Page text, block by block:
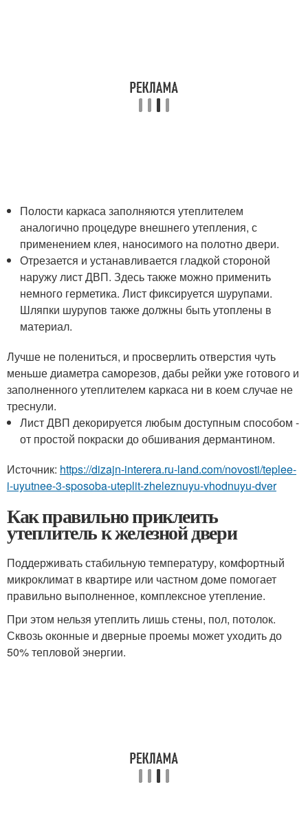
Полости каркаса заполняются утеплителем
аналогично процедуре внешнего утепления, с
применением клея, наносимого на полотно двери.
Отрезается и устанавливается гладкой стороной
наружу лист ДВП. Здесь также можно применить
немного герметика. Лист фиксируется шурупами.
Шляпки шурупов также должны быть утоплены в
материал.
Лучше не полениться, и просверлить отверстия чуть
меньше диаметра саморезов, дабы рейки уже готового и
заполненного утеплителем каркаса ни в коем случае не
треснули.
Лист ДВП декорируется любым доступным способом -
от простой покраски до обшивания дермантином.
Источник: https://dizajn-interera.ru-land.com/novosti/teplee-
i-uyutnee-3-sposoba-uteplit-zheleznuyu-vhodnuyu-dver
Как правильно приклеить
утеплитель к железной двери
Поддерживать стабильную температуру, комфортный
микроклимат в квартире или частном доме помогает
правильно выполненное, комплексное утепление.
При этом нельзя утеплить лишь стены, пол, потолок.
Сквозь оконные и дверные проемы может уходить до
50% тепловой энергии.